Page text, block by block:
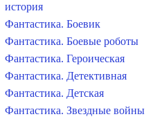
история
Фантастика. Боевик
Фантастика. Боевые роботы
Фантастика. Героическая
Фантастика. Детективная
Фантастика. Детская
Фантастика. Звездные войны